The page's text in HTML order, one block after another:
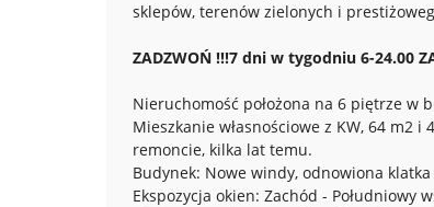
sklepów, terenów zielonych i
ZADZWOŃ !!!7 dni w tygodniu 6-24.00
Nieruchomość położona na 6 piętrze w
Mieszkanie własnościowe z KW, 64 m2
remoncie, kilka lat temu.
Budynek: Nowe windy, odnowiona
Ekspozycja okien: Zachód - Południowy